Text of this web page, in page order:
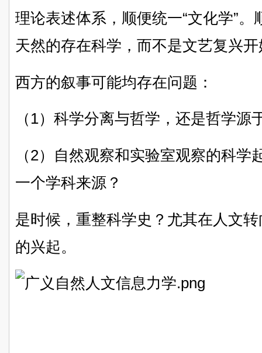
理论表述体系，顺便统一“文化学”
天然的存在科学，而不是文艺复兴
西方的叙事可能均存在问题：
（1）科学分离与哲学，还是哲学源
（2）自然观察和实验室观察的科
一个学科来源？
是时候，重整科学史？尤其在人文
的兴起。